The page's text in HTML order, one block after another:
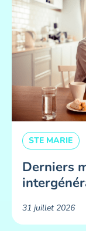
STE MARIE
Derniers
31 juillet 2026